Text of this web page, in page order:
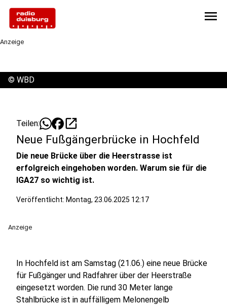
menu
Anzeige
© WBD
Teilen: open_in_new
Neue Fußgängerbrücke in Hochfeld
Die neue Brücke über die Heerstrasse ist
erfolgreich eingehoben worden. Warum sie für die
IGA27 so wichtig ist.
Veröffentlicht: Montag, 23.06.2025 12:17
Anzeige
In Hochfeld ist am Samstag (21.06.) eine neue Brücke
für Fußgänger und Radfahrer über der Heerstraße
eingesetzt worden. Die rund 30 Meter lange
Stahlbrücke ist in auffälligem Melonengelb